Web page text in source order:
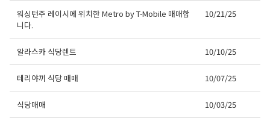
워싱턴주 레이시에 위치한 Metro by T-Mobile 매매합
니다.
10/21/25
알라스카 식당렌트 10/10/25
테리야끼 식당 매매 10/07/25
식당매매 10/03/25
오레곤K 뉴스레터 구독
매주 오레곤K 뉴스레터를 통해 다양한 로컬소식과
오레곤 한인 사회 정보를 받아보실수 있습니다.